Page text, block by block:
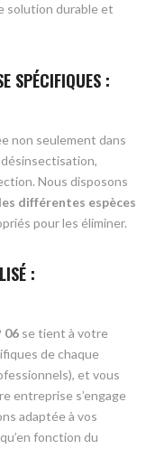
solution durable et
SPÉCIFIQUES :
non seulement dans
Nous disposons
différentes espèces
pour les éliminer.
:
06 se tient à votre
de chaque
et vous
entreprise s’engage
adaptée à vos
fonction du